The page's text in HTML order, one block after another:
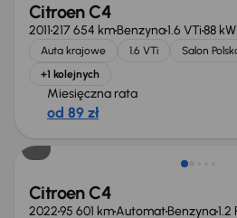
Citroen C4
2011217 654 kmBenzyna1.6 VTi88 kW
Auta krajowe 1.6 VTi Salon
+1 kolejnych
Miesięczna rata
od 89 zł
Citroen C4
202295 601 kmAutomatBenzyna1.2